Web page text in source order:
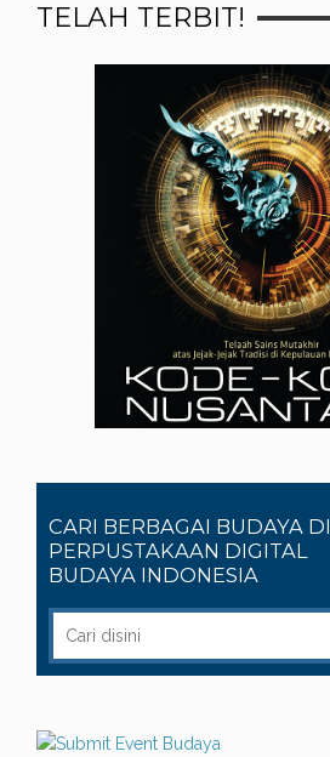
TELAH TERBIT!
CARI BERBAGAI BUDAYA DI
PERPUSTAKAAN DIGITAL
BUDAYA INDONESIA